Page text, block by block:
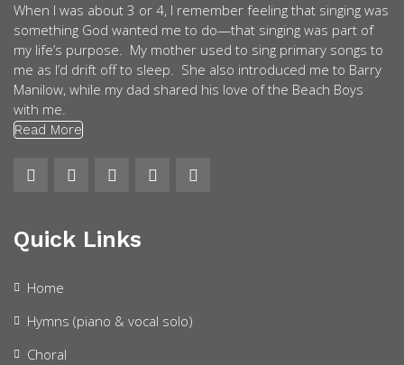
When I was about 3 or 4, I remember feeling that singing was
something God wanted me to do—that singing was part of
my life’s purpose. My mother used to sing primary songs to
me as I’d drift off to sleep. She also introduced me to Barry
Manilow, while my dad shared his love of the Beach Boys
with me.
Read More
Quick Links
Home
Hymns (piano & vocal solo)
Choral